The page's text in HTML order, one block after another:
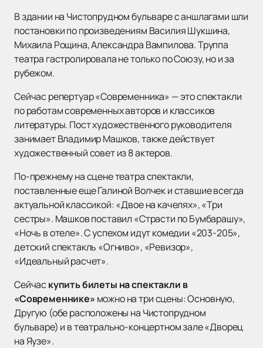
В здании на Чистопрудном бульваре с аншлагами шли
постановки по произведениям Василия Шукшина,
Михаила Рощина, Александра Вампилова. Труппа
театра гастролировала не только по Союзу, но и за
рубежом.
Сейчас репертуар «Современника» — это спектакли
по работам современных авторов и классиков
литературы. Пост художественного руководителя
занимает Владимир Машков, также действует
художественный совет из 8 актеров.
По-прежнему на сцене театра спектакли,
поставленные еще Галиной Волчек и ставшие всегда
актуальной классикой: «Двое на качелях», «Три
сестры». Машков поставил «Страсти по Бумбарашу»,
«Ночь в отеле». С успехом идут комедии «203-205»,
детский спектакль «Огниво», «Ревизор»,
«Идеальный расчет».
Сейчаскупить билеты на спектакли в
«Современнике» можно на три сцены: Основную,
Другую (обе расположены на Чистопрудном
бульваре) и в театрально-концертном зале «Дворец
на Яузе».